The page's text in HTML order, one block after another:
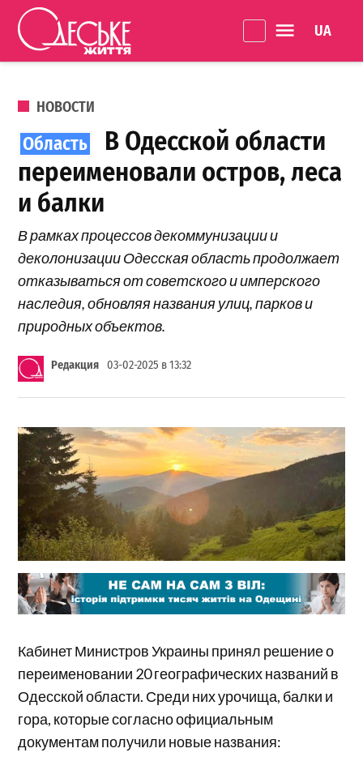
Перейти к содержанию
життя
ОПУБЛИКОВАНО В
НОВОСТИ
В Одесской области
переименовали остров, леса
и балки
В рамках процессов декоммунизации и
деколонизации Одесская область продолжает
отказываться от советского и имперского
наследия, обновляя названия улиц, парков и
природных объектов.
Редакция 03-02-2025 в 13:32
Кабинет Министров Украины принял решение о
переименовании 20 географических названий в
Одесской области. Среди них урочища, балки и
гора, которые согласно официальным
документам получили новые названия: